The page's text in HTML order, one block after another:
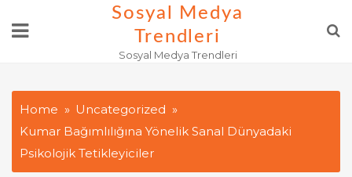
Sosyal Medya
Trendleri
Sosyal Medya Trendleri
Home
Uncategorized
Kumar Bağımlılığına Yönelik Sanal Dünyadaki
Psikolojik Tetikleyiciler